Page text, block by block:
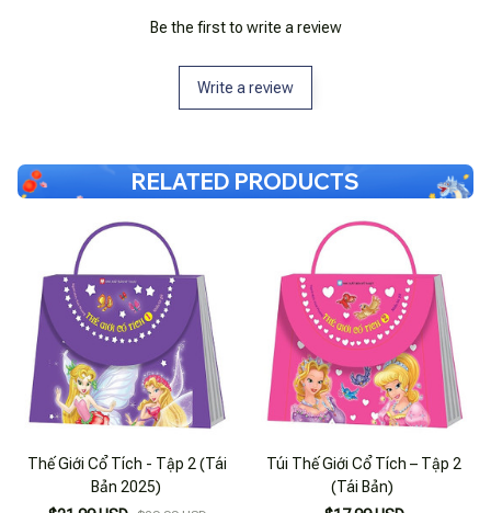
Be the first to write a review
Write a review
RELATED PRODUCTS
Thế Giới Cổ Tích - Tập 2 (Tái
Bản 2025)
Túi Thế Giới Cổ Tích – Tập 2
(Tái Bản)